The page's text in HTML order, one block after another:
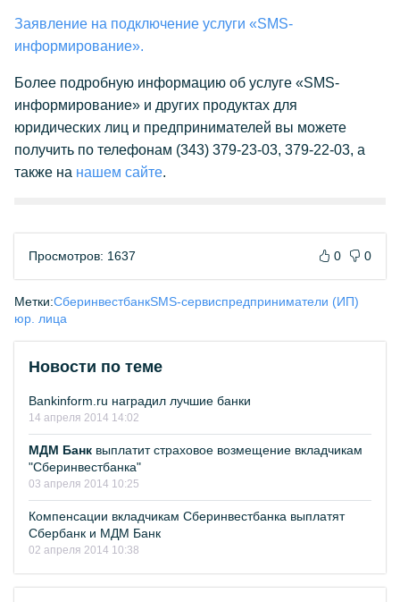
Заявление на подключение услуги «SMS-
информирование».
Более подробную информацию об услуге «SMS-
информирование» и других продуктах для
юридических лиц и предпринимателей вы можете
получить по телефонам (343) 379-23-03, 379-22-03, а
также на нашем сайте.
Просмотров: 1637 0 0
Метки:СберинвестбанкSMS-сервиспредприниматели (ИП)
юр. лица
Новости по теме
Bankinform.ru наградил лучшие банки
14 апреля 2014 14:02
МДМ Банк выплатит страховое возмещение вкладчикам
"Сберинвестбанка"
03 апреля 2014 10:25
Компенсации вкладчикам Сберинвестбанка выплатят
Сбербанк и МДМ Банк
02 апреля 2014 10:38